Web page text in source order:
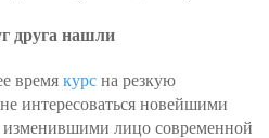
друга нашли
время курс на резкую
интересоваться новейшими
лицо современной